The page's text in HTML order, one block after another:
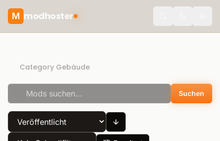
M modhoster
Category Gebäude
Suchen